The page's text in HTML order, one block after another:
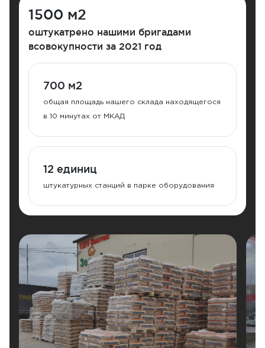
1500 м2
оштукатрено нашими бригадами
всовокупности за 2021 год
700 м2
общая площадь нашего склада находящегося
в 10 минутах от МКАД
12 единиц
штукатурных станций в парке оборудования